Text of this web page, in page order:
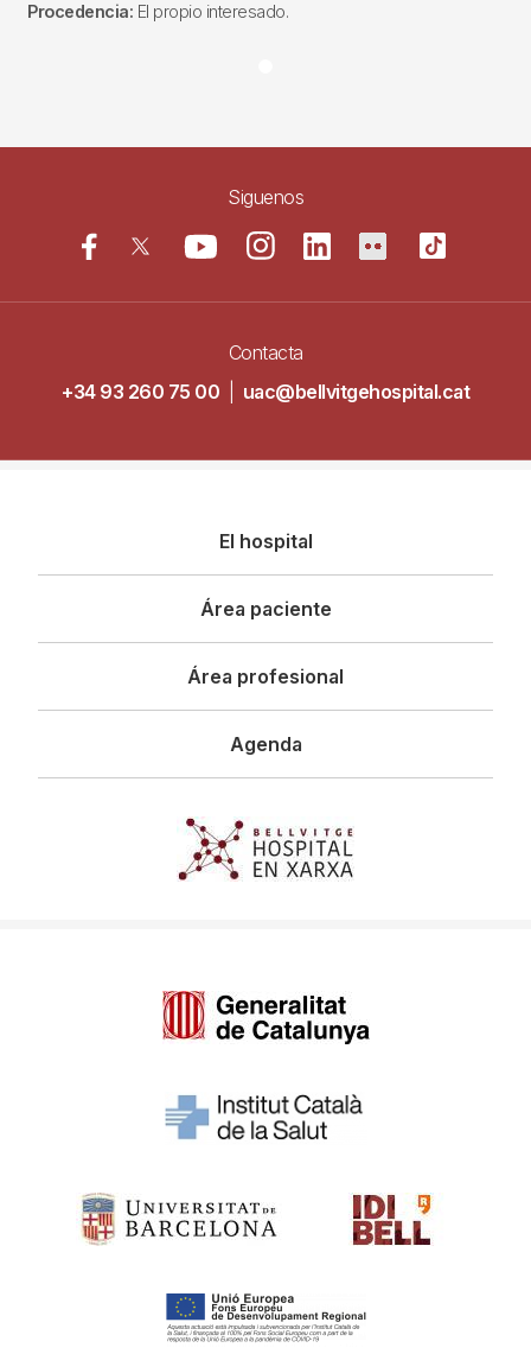
Procedencia: El propio interesado.
Siguenos
Contacta
+34 93 260 75 00
uac@bellvitgehospital.cat
principal
El hospital
Área paciente
Área profesional
Agenda